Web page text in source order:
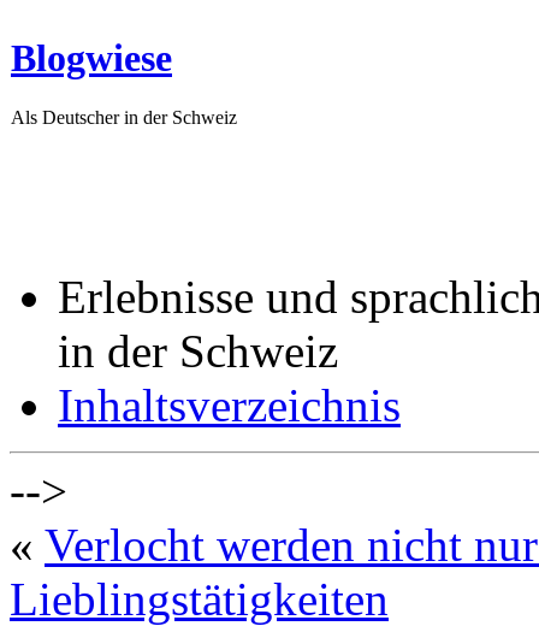
Blogwiese
Als Deutscher in der Schweiz
Erlebnisse und
in der Schweiz
Inhaltsverzeichnis
-->
« Verlocht werden nicht
Lieblingstätigkeiten